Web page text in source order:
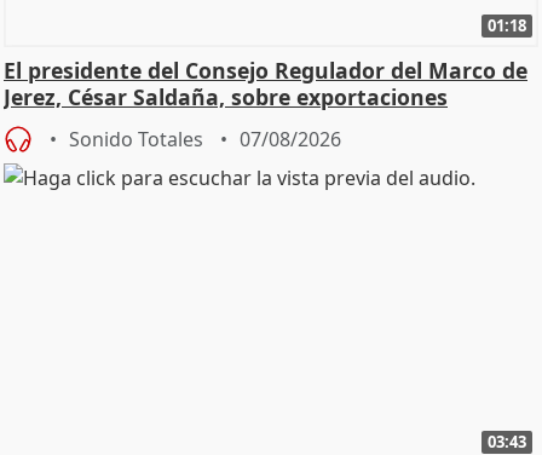
01:18
El presidente del Consejo Regulador del Marco de
Jerez, César Saldaña, sobre exportaciones
Sonido Totales 07/08/2026
03:43